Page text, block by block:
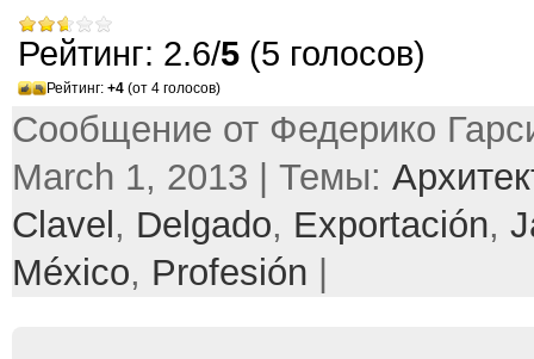
Рейтинг: 2.6/5 (5 голосов)
Рейтинг: +4 (от 4 голосов)
Сообщение от Федерико
March 1, 2013 | Темы:
Clavel , Delgado, Exportación,
México, Profesión